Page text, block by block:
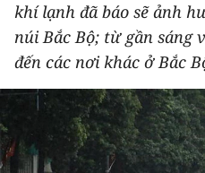
PHÁP LUẬT
DU LỊCH
THẾ GIỚI
THỂ THAO
khí lạnh đã báo sẽ ảnh
núi Bắc Bộ; từ gần sáng
đến các nơi khác ở Bắc